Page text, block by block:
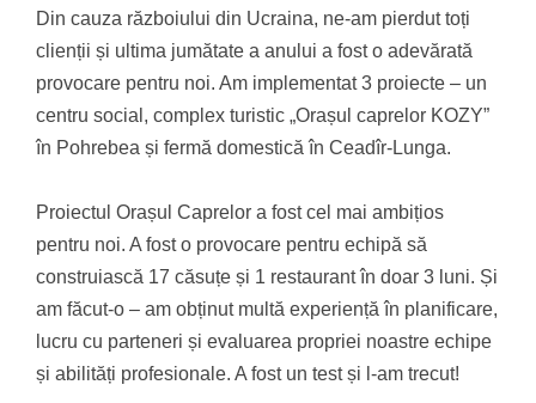
Din cauza războiului din Ucraina, ne-am pierdut toți
clienții și ultima jumătate a anului a fost o adevărată
provocare pentru noi. Am implementat 3 proiecte – un
centru social, complex turistic „Orașul caprelor KOZY”
în Pohrebea și fermă domestică în Ceadîr-Lunga.
Proiectul Orașul Caprelor a fost cel mai ambițios
pentru noi. A fost o provocare pentru echipă să
construiască 17 căsuțe și 1 restaurant în doar 3 luni. Și
am făcut-o – am obținut multă experiență în planificare,
lucru cu parteneri și evaluarea propriei noastre echipe
și abilități profesionale. A fost un test și l-am trecut!